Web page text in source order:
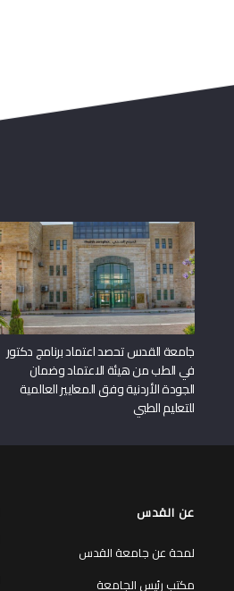
جامعة القدس تحصد اعتماد برنامج دكتور
في الطب من هيئة الاعتماد وضمان
الجودة الأردنية وفق المعايير العالمية
للتعليم الطبي
عن القدس
لمحة عن جامعة القدس
مكتب رئيس الجامعة